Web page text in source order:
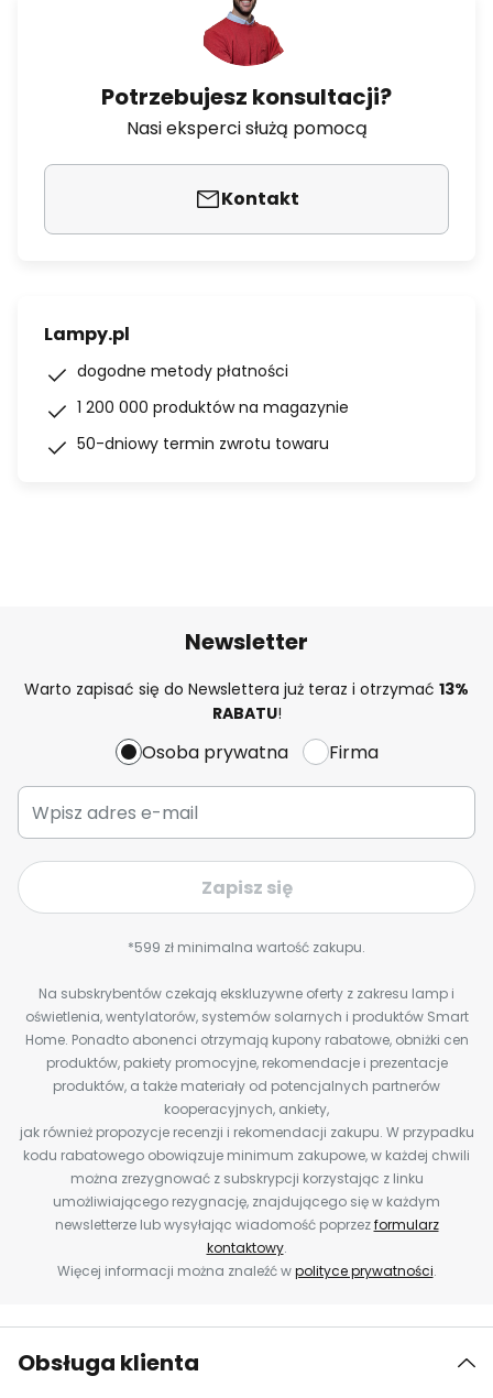
Potrzebujesz konsultacji?
Nasi eksperci służą pomocą
Kontakt
Lampy.pl
dogodne metody płatności
1 200 000 produktów na magazynie
50-dniowy termin zwrotu towaru
Newsletter
Warto zapisać się do Newslettera już teraz i otrzymać 13%
RABATU!
Osoba prywatna Firma
Zapisz się
*599 zł minimalna wartość zakupu.
Na subskrybentów czekają ekskluzywne oferty z zakresu lamp i
oświetlenia, wentylatorów, systemów solarnych i produktów Smart
Home. Ponadto abonenci otrzymają kupony rabatowe, obniżki cen
produktów, pakiety promocyjne, rekomendacje i prezentacje
produktów, a także materiały od potencjalnych partnerów
kooperacyjnych, ankiety,
jak również propozycje recenzji i rekomendacji zakupu. W przypadku
kodu rabatowego obowiązuje minimum zakupowe, w każdej chwili
można zrezygnować z subskrypcji korzystając z linku
umożliwiającego rezygnację, znajdującego się w każdym
newsletterze lub wysyłając wiadomość poprzezformularz
kontaktowy.
Więcej informacji można znaleźć wpolityce prywatności.
Obsługa klienta